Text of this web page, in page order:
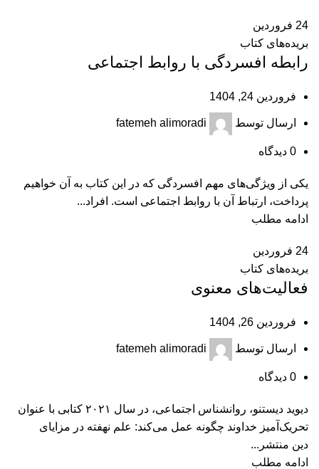
24 فروردین
بریده‌های کتاب
رابطه افسردگی با روابط اجتماعی
فروردین 24, 1404
ارسال توسط fatemeh alimoradi
0 دیدگاه
یکی از ویژگی‌های مهم افسردگی که در این کتاب به آن خواهیم
پرداخت، ارتباط آن با روابط اجتماعی است. افراد...
ادامه مطلب
24 فروردین
بریده‌های کتاب
فعالیت‌های معنوی
فروردین 26, 1404
ارسال توسط fatemeh alimoradi
0 دیدگاه
دیوید دیستنو، روانشناس اجتماعی، در سال ۲۰۲۱ کتابی با عنوان
تحریک‌آمیز خداوند چگونه عمل می‌کند: علم نهفته در مزایای
دین منتشر...
ادامه مطلب